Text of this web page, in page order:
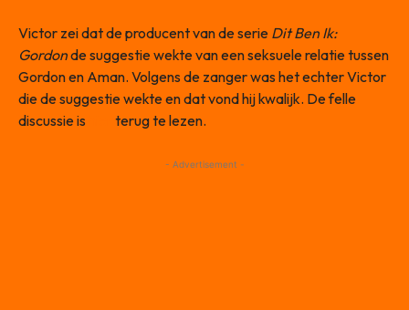
Victor zei dat de producent van de serie Dit Ben Ik:
Gordonde suggestie wekte van een seksuele relatie tussen
Gordon en Aman. Volgens de zanger was het echter Victor
die de suggestie wekte en dat vond hij kwalijk. De felle
discussie is
terug te lezen.
- Advertisement -